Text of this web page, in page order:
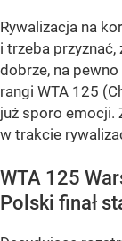
Rywalizacja na
i trzeba przyznać,
dobrze, na
rangi WTA 125
już sporo emocji.
w trakcie
WTA 125
Polski finał